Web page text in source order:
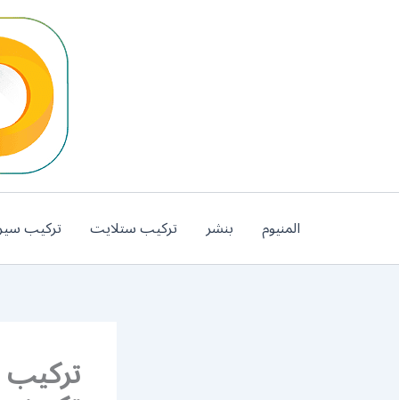
المنيوم بنشر تركيب ستلايت تركيب